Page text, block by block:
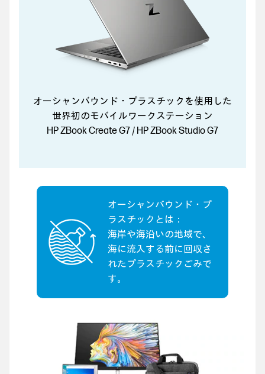
オーシャンバウンド・プラスチックを使用した
世界初のモバイルワークステーション
HP ZBook Create G7 / HP ZBook Studio G7
オーシャンバウンド・プ
ラスチックとは：
海岸や海沿いの地域で、
海に流入する前に回収さ
れたプラスチックごみで
す。